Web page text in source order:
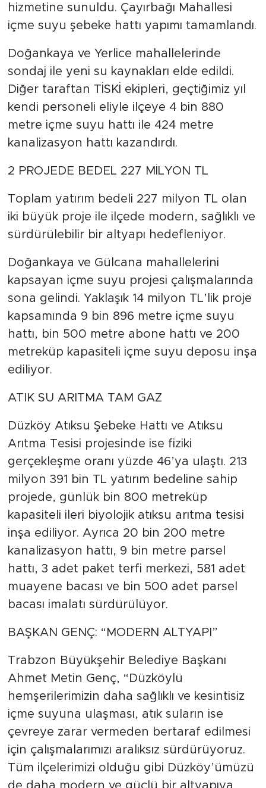
hizmetine sunuldu. Çayırbağı Mahallesi
içme suyu şebeke hattı yapımı tamamlandı.
Doğankaya ve Yerlice mahallelerinde
sondaj ile yeni su kaynakları elde edildi.
Diğer taraftan TİSKİ ekipleri, geçtiğimiz yıl
kendi personeli eliyle ilçeye 4 bin 880
metre içme suyu hattı ile 424 metre
kanalizasyon hattı kazandırdı.
2 PROJEDE BEDEL 227 MİLYON TL
Toplam yatırım bedeli 227 milyon TL olan
iki büyük proje ile ilçede modern, sağlıklı ve
sürdürülebilir bir altyapı hedefleniyor.
Doğankaya ve Gülcana mahallelerini
kapsayan içme suyu projesi çalışmalarında
sona gelindi. Yaklaşık 14 milyon TL’lik proje
kapsamında 9 bin 896 metre içme suyu
hattı, bin 500 metre abone hattı ve 200
metreküp kapasiteli içme suyu deposu inşa
ediliyor.
ATIK SU ARITMA TAM GAZ
Düzköy Atıksu Şebeke Hattı ve Atıksu
Arıtma Tesisi projesinde ise fiziki
gerçekleşme oranı yüzde 46’ya ulaştı. 213
milyon 391 bin TL yatırım bedeline sahip
projede, günlük bin 800 metreküp
kapasiteli ileri biyolojik atıksu arıtma tesisi
inşa ediliyor. Ayrıca 20 bin 200 metre
kanalizasyon hattı, 9 bin metre parsel
hattı, 3 adet paket terfi merkezi, 581 adet
muayene bacası ve bin 500 adet parsel
bacası imalatı sürdürülüyor.
BAŞKAN GENÇ: “MODERN ALTYAPI”
Trabzon Büyükşehir Belediye Başkanı
Ahmet Metin Genç, “Düzköylü
hemşerilerimizin daha sağlıklı ve kesintisiz
içme suyuna ulaşması, atık suların ise
çevreye zarar vermeden bertaraf edilmesi
için çalışmalarımızı aralıksız sürdürüyoruz.
Tüm ilçelerimizi olduğu gibi Düzköy’ümüzü
de daha modern ve güçlü bir altyapıya